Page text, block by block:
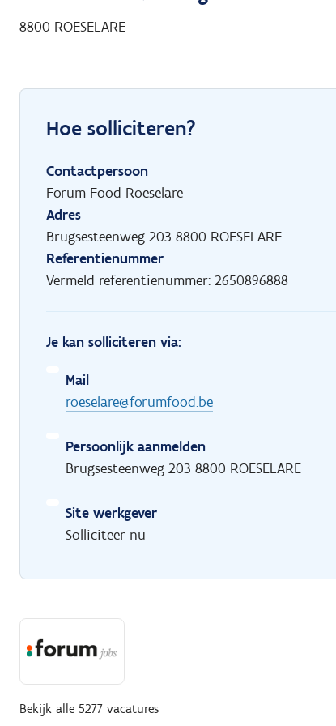
8800 ROESELARE
Hoe solliciteren?
Contactpersoon
Forum Food Roeselare
Adres
Brugsesteenweg 203 8800 ROESELARE
Referentienummer
Vermeld referentienummer: 2650896888
Je kan solliciteren via:
Mail
roeselare@forumfood.be
Persoonlijk aanmelden
Brugsesteenweg 203 8800 ROESELARE
Site werkgever
Solliciteer nu
Bekijk alle 5277 vacatures